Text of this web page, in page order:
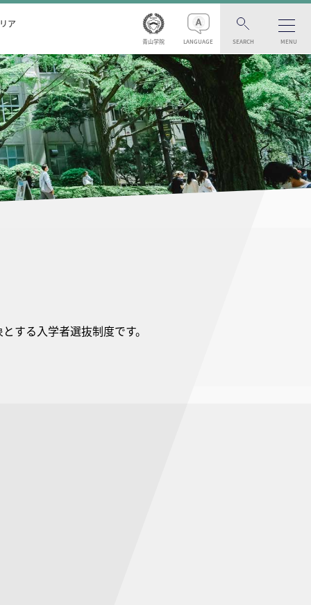
ア
青山学院 LANGUAGE SEARCH MENU
する入学者選抜制度です。